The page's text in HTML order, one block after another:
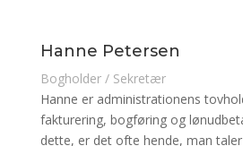
Hanne Petersen
Bogholder / Sekretær
Hanne er administrationens
fakturering, bogføring og
dette, er det ofte hende, man